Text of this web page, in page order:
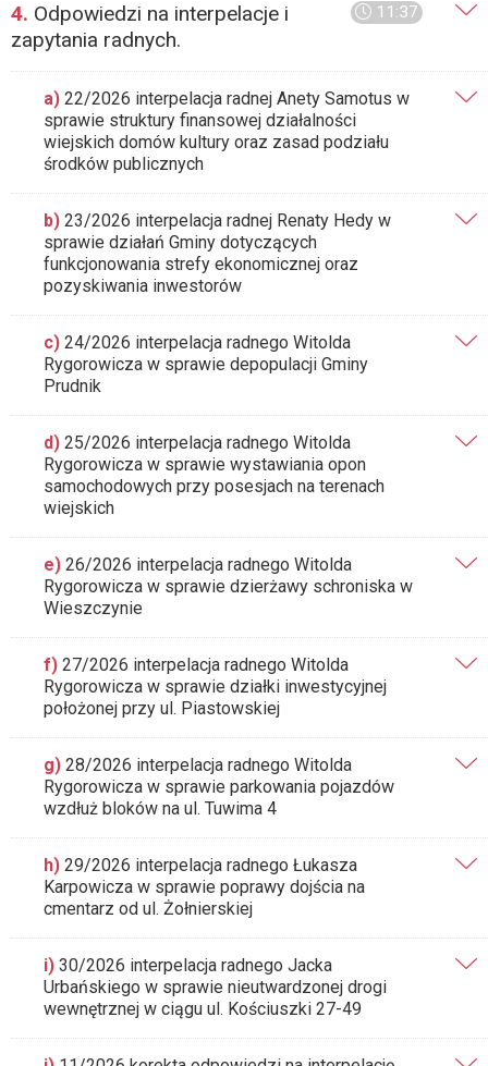
11:37
4. Odpowiedzi na interpelacje i
zapytania radnych.
a) 22/2026 interpelacja radnej Anety Samotus w
sprawie struktury finansowej działalności
wiejskich domów kultury oraz zasad podziału
środków publicznych
b) 23/2026 interpelacja radnej Renaty Hedy w
sprawie działań Gminy dotyczących
funkcjonowania strefy ekonomicznej oraz
pozyskiwania inwestorów
c) 24/2026 interpelacja radnego Witolda
Rygorowicza w sprawie depopulacji Gminy
Prudnik
d) 25/2026 interpelacja radnego Witolda
Rygorowicza w sprawie wystawiania opon
samochodowych przy posesjach na terenach
wiejskich
e) 26/2026 interpelacja radnego Witolda
Rygorowicza w sprawie dzierżawy schroniska w
Wieszczynie
f) 27/2026 interpelacja radnego Witolda
Rygorowicza w sprawie działki inwestycyjnej
położonej przy ul. Piastowskiej
g) 28/2026 interpelacja radnego Witolda
Rygorowicza w sprawie parkowania pojazdów
wzdłuż bloków na ul. Tuwima 4
h) 29/2026 interpelacja radnego Łukasza
Karpowicza w sprawie poprawy dojścia na
cmentarz od ul. Żołnierskiej
i) 30/2026 interpelacja radnego Jacka
Urbańskiego w sprawie nieutwardzonej drogi
wewnętrznej w ciągu ul. Kościuszki 27-49